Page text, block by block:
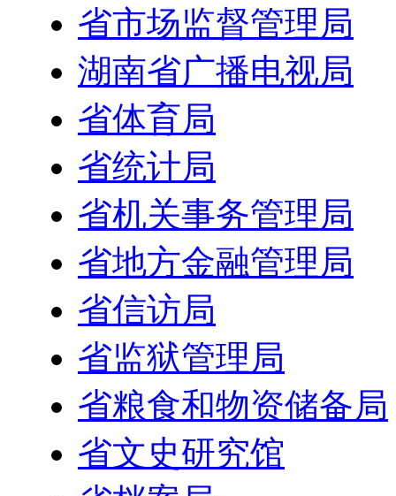
省市场监督管理局
湖南省广播电视局
省体育局
省统计局
省机关事务管理局
省地方金融管理局
省信访局
省监狱管理局
省粮食和物资储备局
省文史研究馆